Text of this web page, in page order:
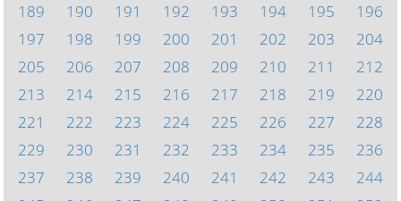
189
190 191 192 193 194 195
196
197
198 199 200 201 202 203
204
205
206 207 208 209 210 211
212
213
214 215 216 217 218 219
220
221
222 223 224 225 226 227
228
229
230 231 232 233 234 235
236
237
238 239 240 241 242 243
244